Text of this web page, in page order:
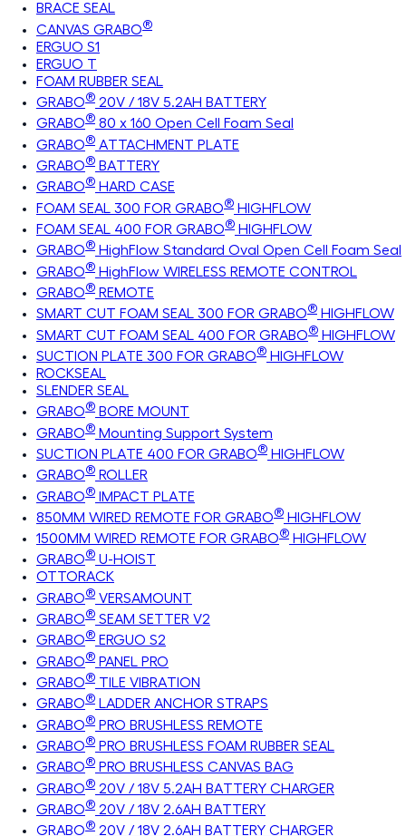
BRACE SEAL
CANVAS GRABO®
ERGUO S1
ERGUO T
FOAM RUBBER SEAL
GRABO® 20V / 18V 5.2AH BATTERY
GRABO® 80 x 160 Open Cell Foam Seal
GRABO® ATTACHMENT PLATE
GRABO® BATTERY
GRABO® HARD CASE
FOAM SEAL 300 FOR GRABO® HIGHFLOW
FOAM SEAL 400 FOR GRABO® HIGHFLOW
GRABO® HighFlow Standard Oval Open Cell Foam Seal
GRABO® HighFlow WIRELESS REMOTE CONTROL
GRABO® REMOTE
SMART CUT FOAM SEAL 300 FOR GRABO® HIGHFLOW
SMART CUT FOAM SEAL 400 FOR GRABO® HIGHFLOW
SUCTION PLATE 300 FOR GRABO® HIGHFLOW
ROCKSEAL
SLENDER SEAL
GRABO® BORE MOUNT
GRABO® Mounting Support System
SUCTION PLATE 400 FOR GRABO® HIGHFLOW
GRABO® ROLLER
GRABO® IMPACT PLATE
850MM WIRED REMOTE FOR GRABO® HIGHFLOW
1500MM WIRED REMOTE FOR GRABO® HIGHFLOW
GRABO® U-HOIST
OTTORACK
GRABO® VERSAMOUNT
GRABO® SEAM SETTER V2
GRABO® ERGUO S2
GRABO® PANEL PRO
GRABO® TILE VIBRATION
GRABO® LADDER ANCHOR STRAPS
GRABO® PRO BRUSHLESS REMOTE
GRABO® PRO BRUSHLESS FOAM RUBBER SEAL
GRABO® PRO BRUSHLESS CANVAS BAG
GRABO® 20V / 18V 5.2AH BATTERY CHARGER
GRABO® 20V / 18V 2.6AH BATTERY
GRABO® 20V / 18V 2.6AH BATTERY CHARGER